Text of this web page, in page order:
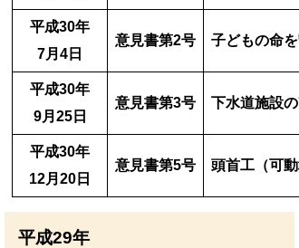
平成30年
7月4日
意見書第2号 子どもの命
平成30年
9月25日
意見書第3号 下水道施設
平成30年
12月20日
意見書第5号 頭首工（可
平成29年